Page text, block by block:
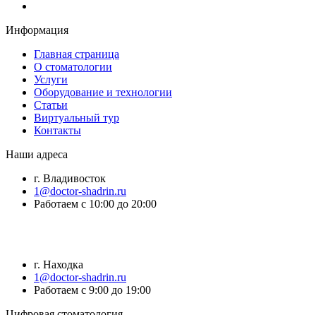
Информация
Главная страница
О стоматологии
Услуги
Оборудование и технологии
Статьи
Виртуальный тур
Контакты
Наши адреса
г. Владивосток
1@doctor-shadrin.ru
Работаем с 10:00 до 20:00
г. Находка
1@doctor-shadrin.ru
Работаем с 9:00 до 19:00